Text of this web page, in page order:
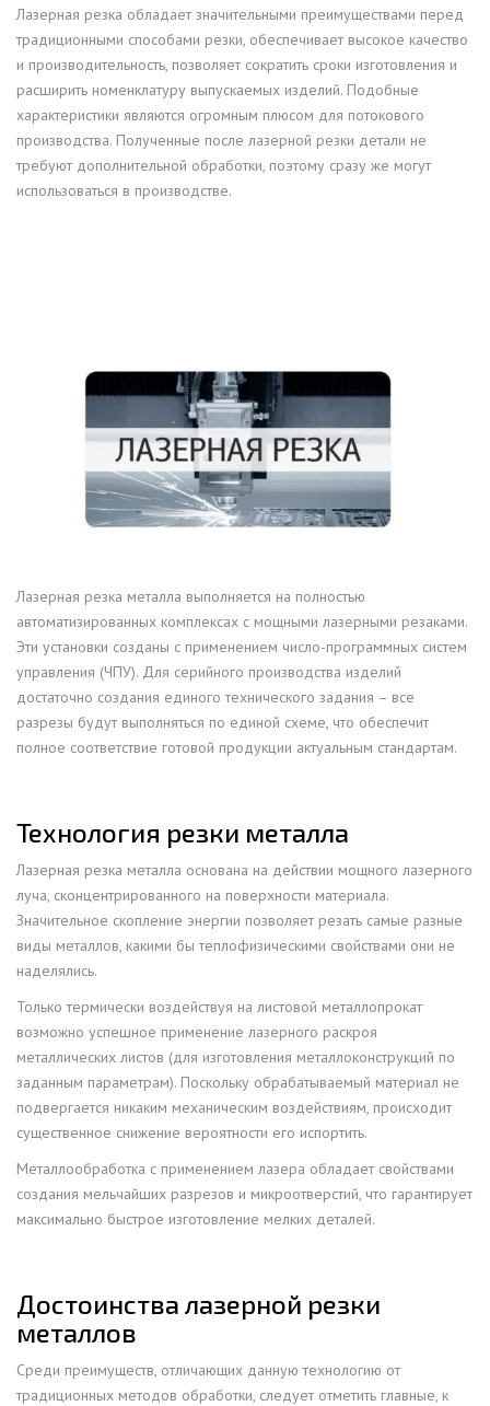
Лазерная резка обладает значительными преимуществами перед
традиционными способами резки, обеспечивает высокое качество
и производительность, позволяет сократить сроки изготовления и
расширить номенклатуру выпускаемых изделий. Подобные
характеристики являются огромным плюсом для потокового
производства. Полученные после лазерной резки детали не
требуют дополнительной обработки, поэтому сразу же могут
использоваться в производстве.
Лазерная резка металла выполняется на полностью
автоматизированных комплексах с мощными лазерными резаками.
Эти установки созданы с применением число-программных систем
управления (ЧПУ). Для серийного производства изделий
достаточно создания единого технического задания – все
разрезы будут выполняться по единой схеме, что обеспечит
полное соответствие готовой продукции актуальным стандартам.
Технология резки металла
Лазерная резка металла основана на действии мощного лазерного
луча, сконцентрированного на поверхности материала.
Значительное скопление энергии позволяет резать самые разные
виды металлов, какими бы теплофизическими свойствами они не
наделялись.
Только термически воздействуя на листовой металлопрокат
возможно успешное применение лазерного раскроя
металлических листов (для изготовления металлоконструкций по
заданным параметрам). Поскольку обрабатываемый материал не
подвергается никаким механическим воздействиям, происходит
существенное снижение вероятности его испортить.
Металлообработка с применением лазера обладает свойствами
создания мельчайших разрезов и микроотверстий, что гарантирует
максимально быстрое изготовление мелких деталей.
Достоинства лазерной резки
металлов
Среди преимуществ, отличающих данную технологию от
традиционных методов обработки, следует отметить главные, к